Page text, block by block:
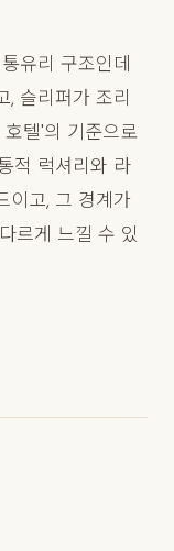
유리 구조인데
, 슬리퍼가 조리
텔'의 기준으로
적 럭셔리와 라
이고, 그 경계가
르게 느낄 수 있